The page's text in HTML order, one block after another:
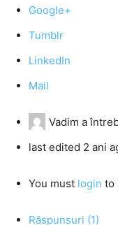
Google+
Tumblr
LinkedIn
Mail
Vadim a
last edited 2 ani
You must login to
Răspunsuri (1)